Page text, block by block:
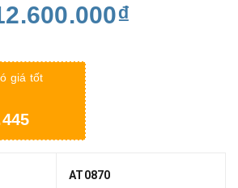
giá tốt
AT0870